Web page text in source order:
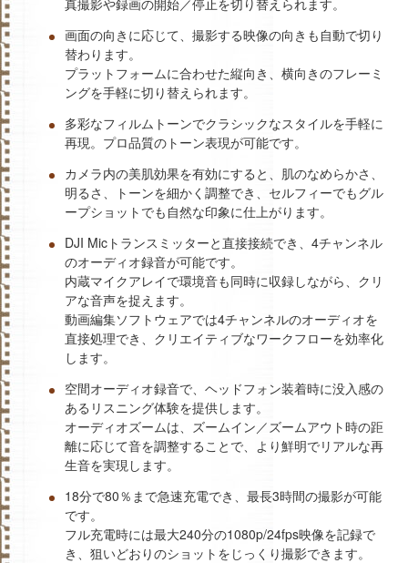
画面の向きに応じて、撮影する映像の向きも自動で切り
替わります。
プラットフォームに合わせた縦向き、横向きのフレーミ
ングを手軽に切り替えられます。
多彩なフィルムトーンでクラシックなスタイルを手軽に
再現。プロ品質のトーン表現が可能です。
カメラ内の美肌効果を有効にすると、肌のなめらかさ、
明るさ、トーンを細かく調整でき、セルフィーでもグル
ープショットでも自然な印象に仕上がります。
DJI Micトランスミッターと直接接続でき、4チャンネル
のオーディオ録音が可能です。
内蔵マイクアレイで環境音も同時に収録しながら、クリ
アな音声を捉えます。
動画編集ソフトウェアでは4チャンネルのオーディオを
直接処理でき、クリエイティブなワークフローを効率化
します。
空間オーディオ録音で、ヘッドフォン装着時に没入感の
あるリスニング体験を提供します。
オーディオズームは、ズームイン／ズームアウト時の距
離に応じて音を調整することで、より鮮明でリアルな再
生音を実現します。
18分で80％まで急速充電でき、最長3時間の撮影が可能
です。
フル充電時には最大240分の1080p/24fps映像を記録で
き、狙いどおりのショットをじっくり撮影できます。